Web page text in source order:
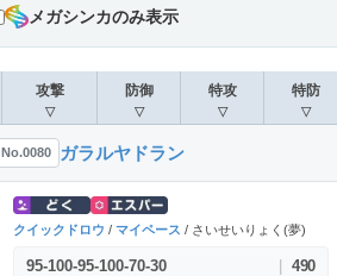
メガシンカのみ表示
攻撃
▽
防御
▽
特攻
▽
特防
▽
No.0080 ガラルヤドラン
クイックドロウ / マイペース / さいせいりょく(夢)
95-100-95-100-70-30 | 490